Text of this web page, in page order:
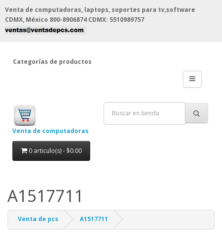
Venta de computadoras, laptops, soportes para tv,software
CDMX, México 800-8906874 CDMX: 5510989757
Categorías de productos
Venta de computadoras
0 articulo(s) - $0.00
A1517711
Venta de pcs A1517711